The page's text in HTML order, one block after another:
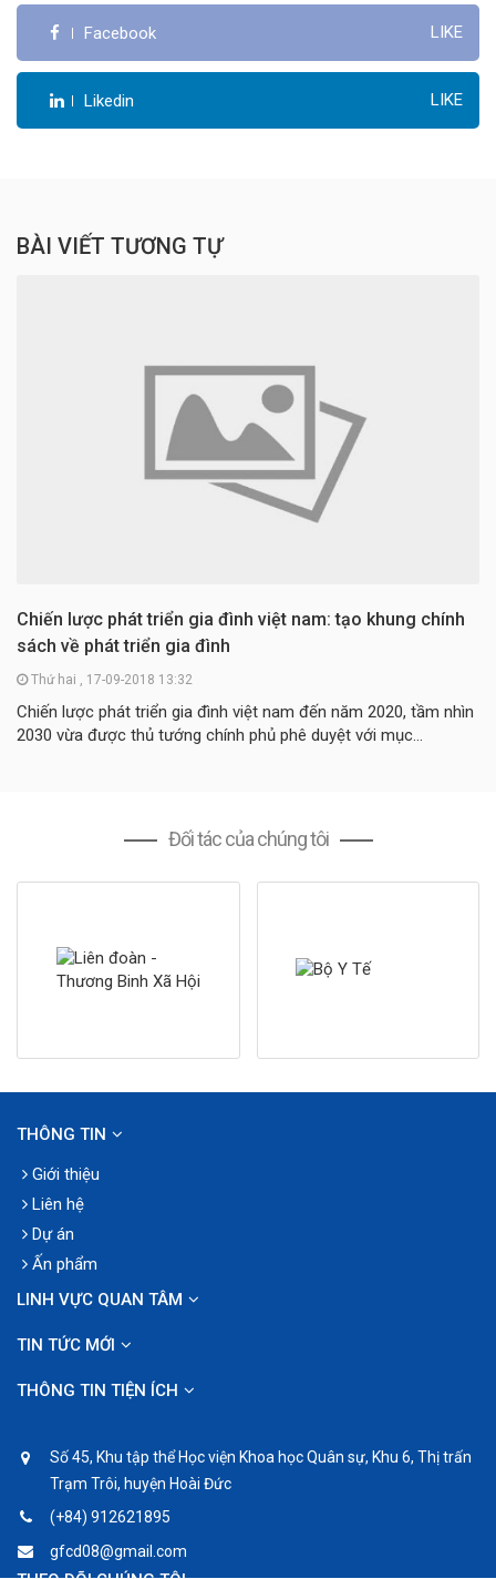
Facebook LIKE
Likedin LIKE
BÀI VIẾT TƯƠNG TỰ
Chiến lược phát triển gia đình việt nam: tạo khung chính
sách về phát triển gia đình
Thứ hai , 17-09-2018 13:32
Chiến lược phát triển gia đình việt nam đến năm 2020, tầm nhìn
2030 vừa được thủ tướng chính phủ phê duyệt với mục...
Đối tác của chúng tôi
THÔNG TIN
Giới thiệu
Liên hệ
Dự án
Ấn phẩm
LINH VỰC QUAN TÂM
TIN TỨC MỚI
THÔNG TIN TIỆN ÍCH
Số 45, Khu tập thể Học viện Khoa học Quân sự, Khu 6, Thị trấn
Trạm Trôi, huyện Hoài Đức
(+84) 912621895
gfcd08@gmail.com